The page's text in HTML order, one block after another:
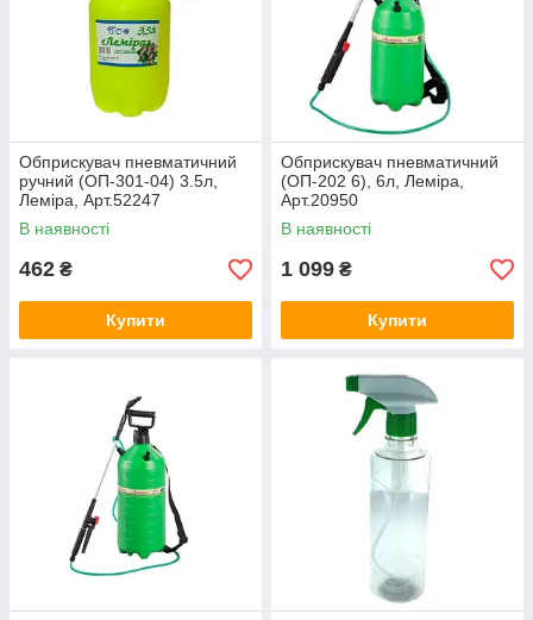
Обприскувач пневматичний
ручний (ОП-301-04) 3.5л,
Леміра, Арт.52247
В наявності
462 ₴
Купити
Обприскувач пневматичний
(ОП-202 6), 6л, Леміра,
Арт.20950
В наявності
1 099 ₴
Купити